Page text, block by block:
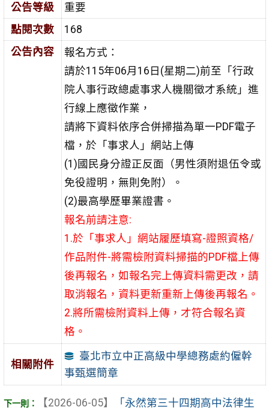
公告等級
重要
點閱次數
168
公告內容
報名方式：
請於115年06月16日(星期二)前至「行政
院人事行政總處事求人機關徵才系統」進
行線上應徵作業，
請將下資料依序合併掃描為單一PDF電子
檔，於「事求人」網站上傳
(1)國民身分證正反面（男性須附退伍令或
免役證明，無則免附）。
(2)最高學歷畢業證書。
報名前請注意:
1.於「事求人」網站履歷填寫-證照資格/
作品附件-將需檢附資料掃描的PDF檔上傳
後再報名，如報名完上傳資料需更改，請
取消報名，資料更新重新上傳後再報名。
2.將所需檢附資料上傳，才符合報名資
格。
相關附件
臺北市立中正高級中學總務處約僱幹
事甄選簡章
【2026-06-05】
「永然第三十四期高中法律生